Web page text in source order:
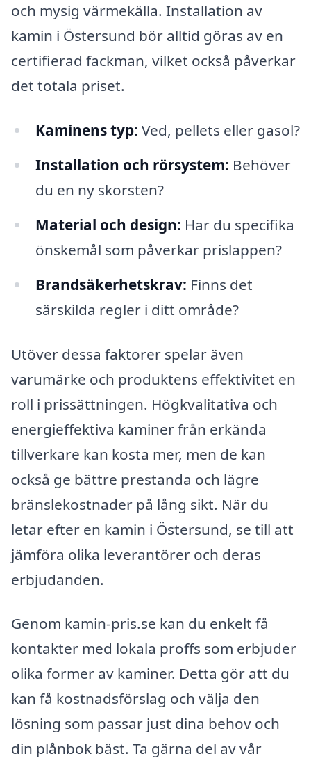
och mysig värmekälla. Installation av
kamin i Östersund bör alltid göras av en
certifierad fackman, vilket också påverkar
det totala priset.
Kaminens typ: Ved, pellets eller gasol?
Installation och rörsystem: Behöver
du en ny skorsten?
Material och design: Har du specifika
önskemål som påverkar prislappen?
Brandsäkerhetskrav: Finns det
särskilda regler i ditt område?
Utöver dessa faktorer spelar även
varumärke och produktens effektivitet en
roll i prissättningen. Högkvalitativa och
energieffektiva kaminer från erkända
tillverkare kan kosta mer, men de kan
också ge bättre prestanda och lägre
bränslekostnader på lång sikt. När du
letar efter en kamin i Östersund, se till att
jämföra olika leverantörer och deras
erbjudanden.
Genom kamin-pris.se kan du enkelt få
kontakter med lokala proffs som erbjuder
olika former av kaminer. Detta gör att du
kan få kostnadsförslag och välja den
lösning som passar just dina behov och
din plånbok bäst. Ta gärna del av vår